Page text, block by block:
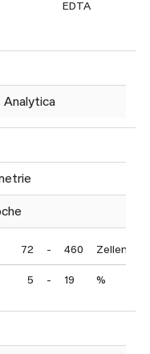
EDTA
Analytica
72 - 460 Zellen/ul
5 - 19 %